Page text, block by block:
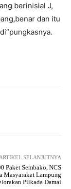
berinisial J,
dan itu
ARTIKEL SELANJUTNYA
Paket Sembako, NCS
Masyarakat Lampung
Pilkada Damai